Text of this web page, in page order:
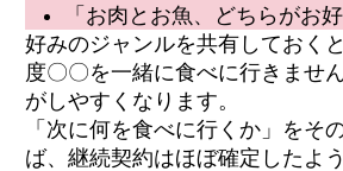
「お肉とお魚、どちらがお
好みのジャンルを共有しておく
度〇〇を一緒に食べに行きませ
がしやすくなります。
「次に何を食べに行くか」をそ
ば、継続契約はほぼ確定したよ